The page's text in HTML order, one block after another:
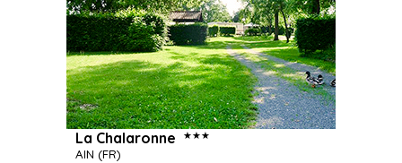
La Chalaronne ★★★
AIN (FR)